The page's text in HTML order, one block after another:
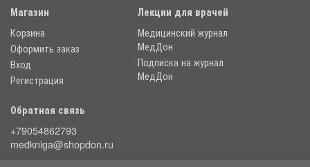
Магазин
Корзина
Оформить заказ
Вход
Регистрация
Лекции для врачей
Медицинский журнал
МедДон
Подписка на журнал
МедДон
Обратная связь
+79054862793
medkniga@shopdon.ru